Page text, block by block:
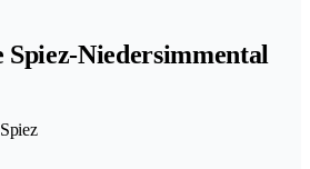
Spiez-Niedersimmental